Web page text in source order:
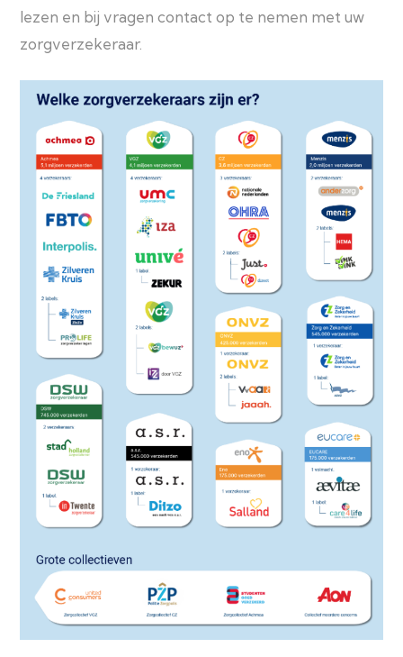
lezen en bij vragen contact op te nemen met uw
zorgverzekeraar.